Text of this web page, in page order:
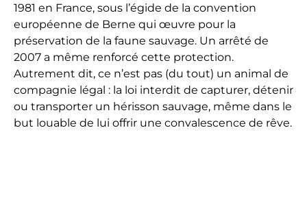
1981 en France, sous l’égide de la convention
européenne de Berne qui œuvre pour la
préservation de la faune sauvage. Un arrêté de
2007 a même renforcé cette protection.
Autrement dit, ce n’est pas (du tout) un animal de
compagnie légal : la loi interdit de capturer, détenir
ou transporter un hérisson sauvage, même dans le
but louable de lui offrir une convalescence de rêve.